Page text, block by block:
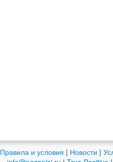
Правила и условия | Новости |